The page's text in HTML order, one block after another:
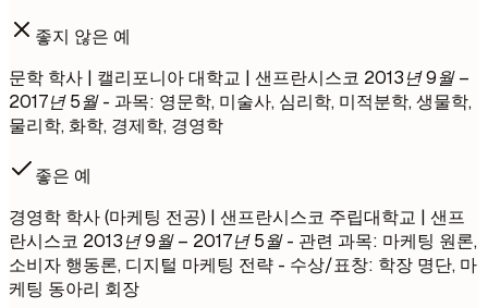
좋지 않은 예
문학 학사 | 캘리포니아 대학교 | 샌프란시스코 2013년 9월 –
2017년 5월- 과목: 영문학, 미술사, 심리학, 미적분학, 생물학,
물리학, 화학, 경제학, 경영학
좋은 예
경영학 학사 (마케팅 전공) | 샌프란시스코 주립대학교 | 샌프
란시스코 2013년 9월 – 2017년 5월- 관련 과목: 마케팅 원론,
소비자 행동론, 디지털 마케팅 전략 - 수상/표창: 학장 명단, 마
케팅 동아리 회장